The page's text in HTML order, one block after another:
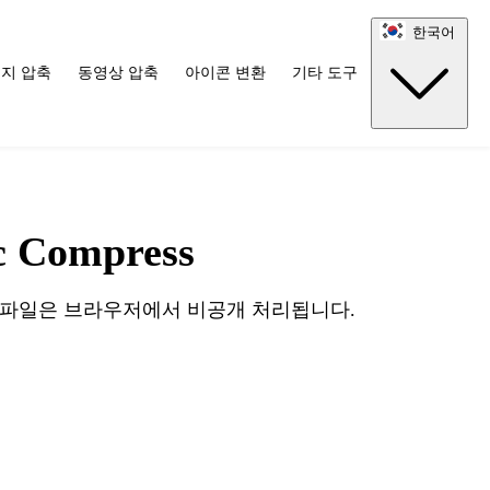
압축 동영상 압축 아이콘 변환 기타 도구
한국어
일은 브라우저에서 비공개 처리됩니다.